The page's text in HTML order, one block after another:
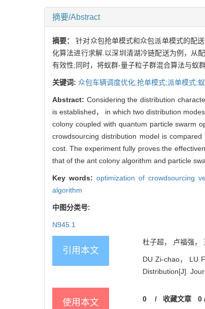
摘要/Abstract
摘要：针对众包抢单模式和众包派单模式的配
化算法进行求解.以深圳清湖冷链配送为例，从
有效性;同时，将蚁群-量子粒子群混合算法与蚁
关键词: 众包车辆调度优化;抢单模式;派单模式;
Abstract: Considering the distribution
is established， in which two distribution
colony coupled with quantum particle swarm
crowdsourcing distribution model is
cost. The experiment fully proves the
that of the ant colony algorithm and particle
Key words: optimization of crowdsourcing
algorithm
中图分类号:
N945.1
引用本文
杜子超， 卢福强，
DU Zi-chao， LU
Distribution[J].
使用本文 0 / 收藏文章 0